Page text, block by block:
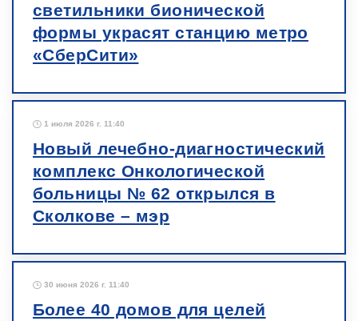
светильники бионической
формы украсят станцию метро
«СберСити»
1 июля 2026 г. 11:40
Новый лечебно-диагностический
комплекс Онкологической
больницы № 62 открылся в
Сколкове – мэр
30 июня 2026 г. 11:40
Более 40 домов для целей